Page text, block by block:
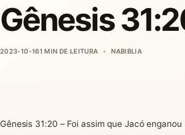
Gênesis
2023-10-161 MIN DE LEITURA NABIBLIA
Gênesis 31:20 – Foi assim que Jacó